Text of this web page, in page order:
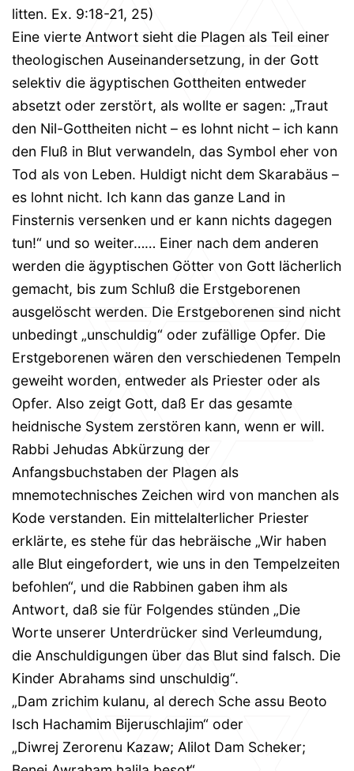
litten. Ex. 9:18-21, 25)
Eine vierte Antwort sieht die Plagen als Teil einer
theologischen Auseinandersetzung, in der Gott
selektiv die ägyptischen Gottheiten entweder
absetzt oder zerstört, als wollte er sagen: „Traut
den Nil-Gottheiten nicht – es lohnt nicht – ich kann
den Fluß in Blut verwandeln, das Symbol eher von
Tod als von Leben. Huldigt nicht dem Skarabäus –
es lohnt nicht. Ich kann das ganze Land in
Finsternis versenken und er kann nichts dagegen
tun!“ und so weiter…… Einer nach dem anderen
werden die ägyptischen Götter von Gott lächerlich
gemacht, bis zum Schluß die Erstgeborenen
ausgelöscht werden. Die Erstgeborenen sind nicht
unbedingt „unschuldig“ oder zufällige Opfer. Die
Erstgeborenen wären den verschiedenen Tempeln
geweiht worden, entweder als Priester oder als
Opfer. Also zeigt Gott, daß Er das gesamte
heidnische System zerstören kann, wenn er will.
Rabbi Jehudas Abkürzung der
Anfangsbuchstaben der Plagen als
mnemotechnisches Zeichen wird von manchen als
Kode verstanden. Ein mittelalterlicher Priester
erklärte, es stehe für das hebräische „Wir haben
alle Blut eingefordert, wie uns in den Tempelzeiten
befohlen“, und die Rabbinen gaben ihm als
Antwort, daß sie für Folgendes stünden „Die
Worte unserer Unterdrücker sind Verleumdung,
die Anschuldigungen über das Blut sind falsch. Die
Kinder Abrahams sind unschuldig“.
„Dam zrichim kulanu, al derech Sche assu Beoto
Isch Hachamim Bijeruschlajim“ oder
„Diwrej Zerorenu Kazaw; Alilot Dam Scheker;